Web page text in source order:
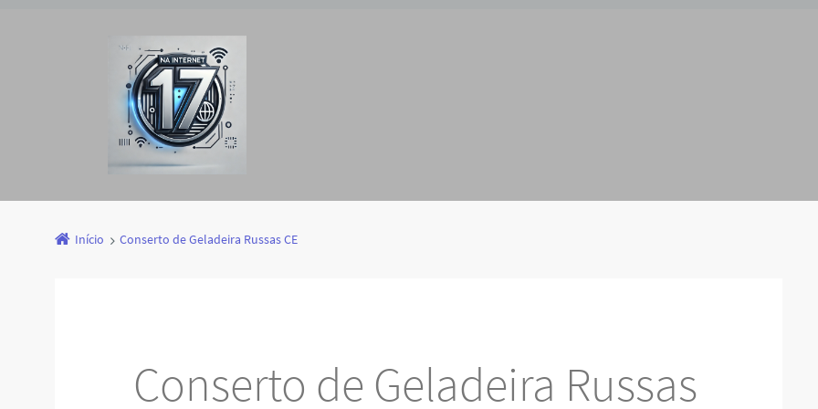
Início Conserto de Geladeira Russas CE
Conserto de Geladeira Russas